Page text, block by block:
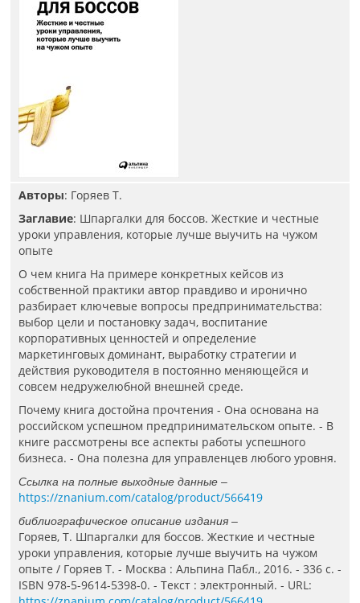
Авторы: Горяев Т.
Заглавие: Шпаргалки для боссов. Жесткие и честные
уроки управления, которые лучше выучить на чужом
опыте
О чем книга На примере конкретных кейсов из
собственной практики автор правдиво и иронично
разбирает ключевые вопросы предпринимательства:
выбор цели и постановку задач, воспитание
корпоративных ценностей и определение
маркетинговых доминант, выработку стратегии и
действия руководителя в постоянно меняющейся и
совсем недружелюбной внешней среде.
Почему книга достойна прочтения - Она основана на
российском успешном предпринимательском опыте. - В
книге рассмотрены все аспекты работы успешного
бизнеса. - Она полезна для управленцев любого уровня.
Ссылка на полные выходные данные –
https://znanium.com/catalog/product/566419
библиографическое описание издания –
Горяев, Т. Шпаргалки для боссов. Жесткие и честные
уроки управления, которые лучше выучить на чужом
опыте / Горяев Т. - Москва : Альпина Пабл., 2016. - 336 с. -
ISBN 978-5-9614-5398-0. - Текст : электронный. - URL: